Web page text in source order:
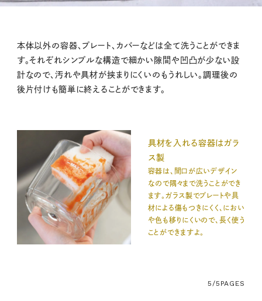
本体以外の容器、プレート、カバーなどは全て洗うことができま
す。それぞれシンプルな構造で細かい隙間や凹凸が少ない設
計なので、汚れや具材が挟まりにくいのもうれしい。調理後の
後片付けも簡単に終えることができます。
具材を入れる容器はガラ
ス製
容器は、間口が広いデザイン
なので隅々まで洗うことができ
ます。ガラス製でプレートや具
材による傷もつきにくく、におい
や色も移りにくいので、長く使う
ことができますよ。
5/5 PAGES